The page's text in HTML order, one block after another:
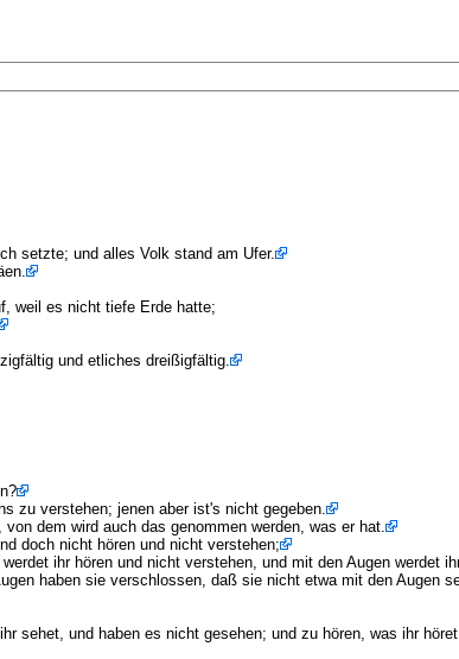
setzte; und alles Volk stand am Ufer.
weil es nicht tiefe Erde hatte;
und etliches dreißigfältig.
zu verstehen; jenen aber ist's nicht gegeben.
dem wird auch das genommen werden, was er hat.
doch nicht hören und nicht verstehen;
ihr hören und nicht verstehen, und mit den Augen werdet
haben sie verschlossen, daß sie nicht etwa mit den Augen
sehet, und haben es nicht gesehen; und zu hören, was ihr